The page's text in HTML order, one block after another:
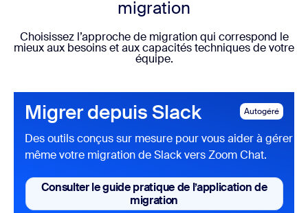
migration
Choisissez l’approche de migration qui correspond le
mieux aux besoins et aux capacités techniques de votre
équipe.
Migrer depuis Slack
Des outils conçus sur mesure pour vous aider à gérer
même votre migration de Slack vers Zoom Chat.
Autogéré
Consulter le guide pratique de l’application de
migrationConsulter le guide pratique de